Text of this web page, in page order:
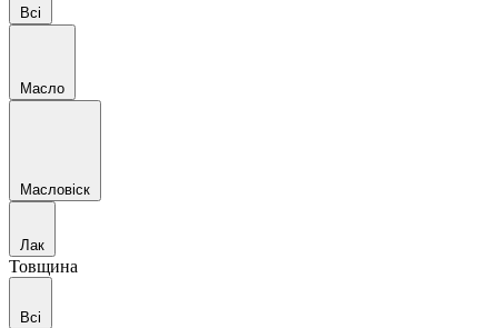
Всі
Масло
Масловіск
Лак
Товщина
Всі